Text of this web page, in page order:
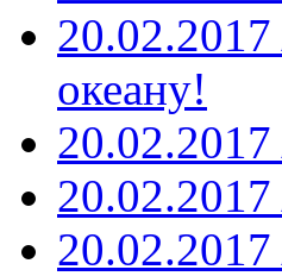
20.02.2017
океану!
20.02.2017
20.02.2017
20.02.2017